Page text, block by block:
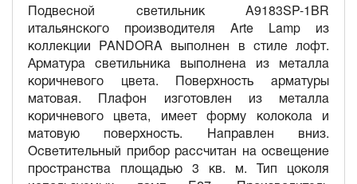
Подвесной светильник A9183SP-1BR
итальянского производителя Arte Lamp из
коллекции PANDORA выполнен в стиле лофт.
Арматура светильника выполнена из металла
коричневого цвета. Поверхность арматуры
матовая. Плафон изготовлен из металла
коричневого цвета, имеет форму колокола и
матовую поверхность. Направлен вниз.
Осветительный прибор рассчитан на освещение
пространства площадью 3 кв. м. Тип цоколя